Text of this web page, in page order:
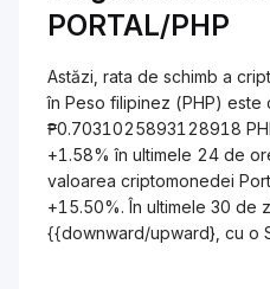
PORTAL/PHP
Astăzi, rata de schimb a
în Peso filipinez (PHP) este
₱0.7031025893128918
+1.58% în ultimele 24 de
valoarea criptomonedei
+15.50%. În ultimele 30 de
{{downward/upward}, cu o